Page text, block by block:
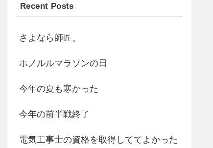
Recent Posts
さよなら師匠。
ホノルルマラソンの日
今年の夏も寒かった
今年の前半戦終了
電気工事士の資格を取得しててよかった